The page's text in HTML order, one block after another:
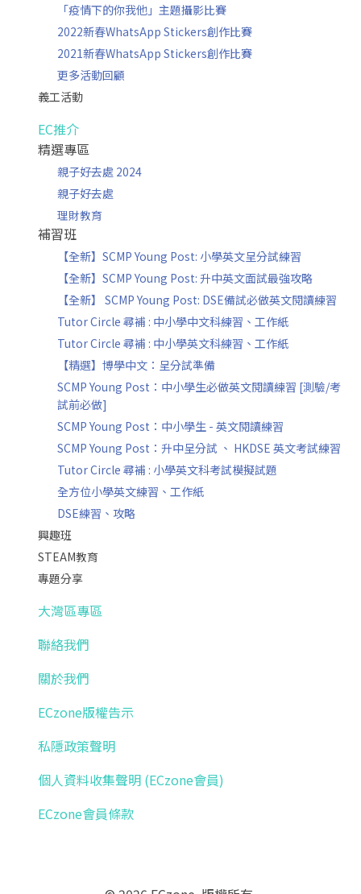
「疫情下的你我他」主題攝影比賽
2022新春WhatsApp Stickers創作比賽
2021新春WhatsApp Stickers創作比賽
更多活動回顧
義工活動
EC推介
精選專區
親子好去處 2024
親子好去處
理財教育
補習班
【全新】SCMP Young Post: 小學英文呈分試練習
【全新】SCMP Young Post: 升中英文面試最強攻略
【全新】 SCMP Young Post: DSE備試必做英文閱讀練習
Tutor Circle 尋補 : 中小學中文科練習、工作紙
Tutor Circle 尋補 : 中小學英文科練習、工作紙
【精選】博學中文：呈分試準備
SCMP Young Post：中小學生必做英文閱讀練習 [測驗/考
試前必做]
SCMP Young Post：中小學生 - 英文閱讀練習
SCMP Young Post：升中呈分試 、 HKDSE 英文考試練習
Tutor Circle 尋補 : 小學英文科考試模擬試題
全方位小學英文練習、工作紙
DSE練習、攻略
興趣班
STEAM教育
專題分享
大灣區專區
聯絡我們
關於我們
ECzone版權告示
私隱政策聲明
個人資料收集聲明 (ECzone會員)
ECzone會員條款